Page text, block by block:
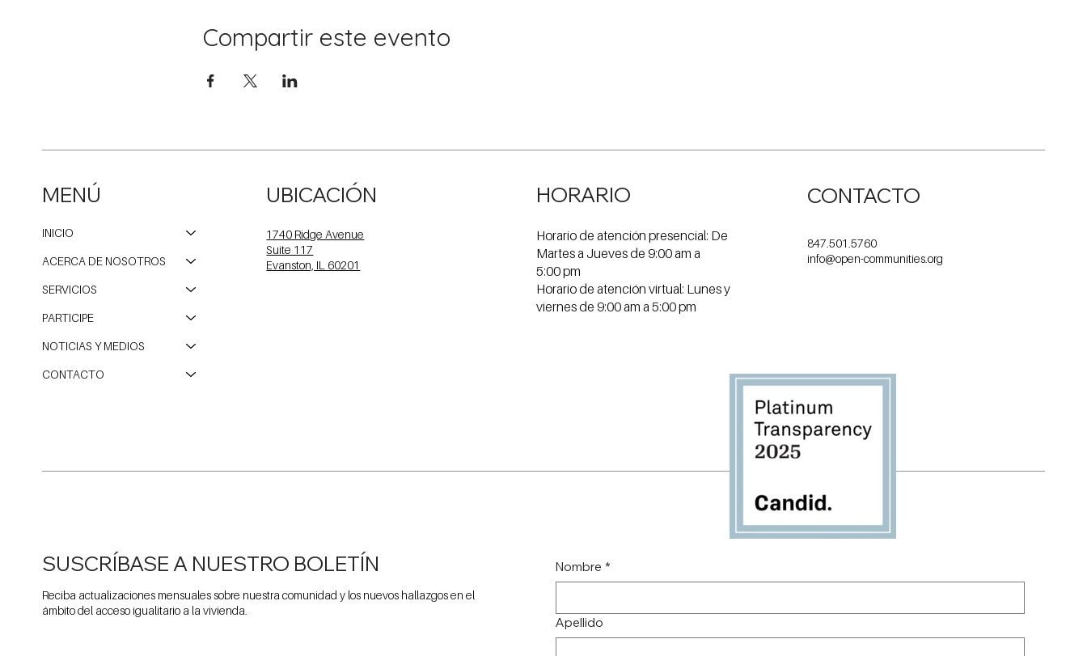
Compartir este evento
INICIO
ACERCA DE NOSOTROS
SERVICIOS
PARTICIPE
NOTICIAS Y MEDIOS
CONTACTO
MENÚ UBICACIÓN
1740 Ridge Avenue
Suite 117
Evanston, IL 60201
Horario de atención presencial: De
Martes a Jueves de 9:00 am a
5:00 pm
Horario de atención virtual: Lunes y
viernes de 9:00 am a 5:00 pm
HORARIO CONTACTO
847.501.5760
info@open-communities.org
SUSCRÍBASE A NUESTRO BOLETÍN
Reciba actualizaciones mensuales sobre nuestra comunidad y los nuevos hallazgos en el
ámbito del acceso igualitario a la vivienda.
Nombre *
Apellido